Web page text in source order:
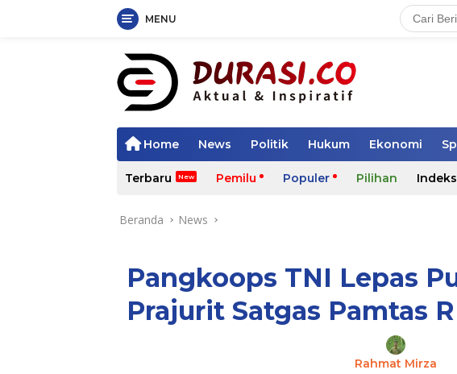
MENU
Home News Politik Hukum Ekonomi
Terbaru Pemilu Populer Pilihan Indeks
Beranda News
Pangkoops TNI Lepas
Prajurit Satgas Pamtas
Rahmat Mirza